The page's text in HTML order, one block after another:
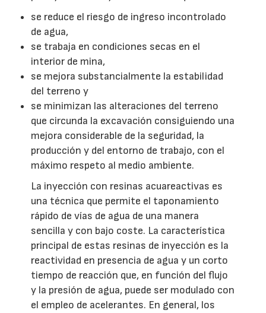
se reduce el riesgo de ingreso incontrolado
de agua,
se trabaja en condiciones secas en el
interior de mina,
se mejora substancialmente la estabilidad
del terreno y
se minimizan las alteraciones del terreno
que circunda la excavación consiguiendo una
mejora considerable de la seguridad, la
producción y del entorno de trabajo, con el
máximo respeto al medio ambiente.
La inyección con resinas acuareactivas es
una técnica que permite el taponamiento
rápido de vías de agua de una manera
sencilla y con bajo coste. La característica
principal de estas resinas de inyección es la
reactividad en presencia de agua y un corto
tiempo de reacción que, en función del flujo
y la presión de agua, puede ser modulado con
el empleo de acelerantes. En general, los